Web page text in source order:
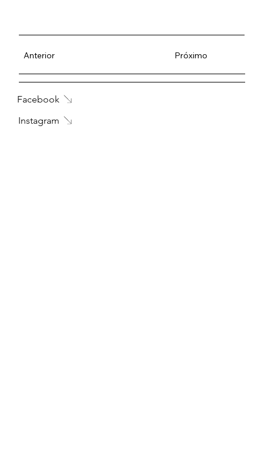
Anterior Próximo
Facebook
Instagram